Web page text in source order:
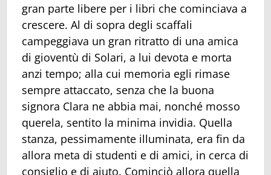
gran parte libere per i libri che cominciava a
crescere. Al di sopra degli scaffali
campeggiava un gran ritratto di una amica
di gioventù di Solari, a lui devota e morta
anzi tempo; alla cui memoria egli rimase
sempre attaccato, senza che la buona
signora Clara ne abbia mai, nonché mosso
querela, sentito la minima invidia. Quella
stanza, pessimamente illuminata, era fin da
allora meta di studenti e di amici, in cerca di
consiglio e di aiuto. Cominciò allora quella